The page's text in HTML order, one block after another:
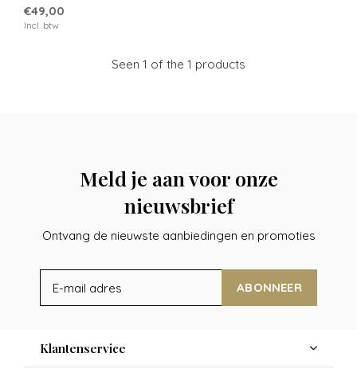
€49,00
Incl. btw
Seen 1 of the 1 products
Meld je aan voor onze
nieuwsbrief
Ontvang de nieuwste aanbiedingen en promoties
ABONNEER
Klantenservice